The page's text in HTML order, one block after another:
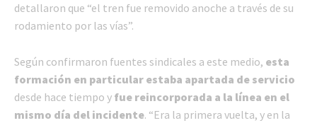
detallaron que “el tren fue removido anoche a través de su
rodamiento por las vías”.
Según confirmaron fuentes sindicales a este medio, esta
formación en particular estaba apartada de servicio
desde hace tiempo y fue reincorporada a la línea en el
mismo día del incidente. “Era la primera vuelta, y en la